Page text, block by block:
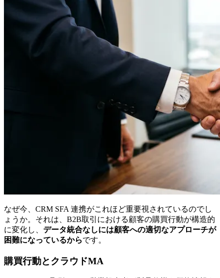
なぜ今、CRM SFA 連携がこれほど重要視されているのでし
ょうか。それは、B2B取引における顧客の購買行動が構造的
に変化し、 データ統合なしには顧客への適切なアプローチが
困難になっているからです。
購買行動とクラウドMA